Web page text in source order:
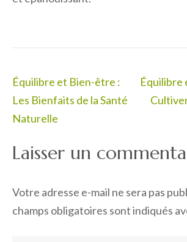
Navigation
de
l’article
Équilibre et Bien-être :
Les Bienfaits de la Santé
Naturelle
Équilibre
Laisser un
Votre adresse e-mail ne sera pas
champs obligatoires sont indiqués